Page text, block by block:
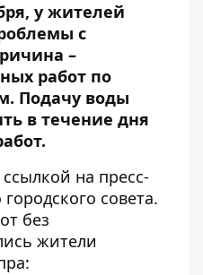
у жителей
с
–
работ по
Подачу воды
в течение дня
на пресс-
совета.
без
жители